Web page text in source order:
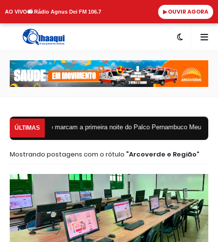
AO VIVO📻 Rádio Agnus Dei FM 106.7 ▶ OUVIR AGORA
ÚLTIMAS
a primeira noite do Palco Pernambuco Meu País em Arcoverde nesta
Mostrando postagens com o rótulo Arcoverde e Região